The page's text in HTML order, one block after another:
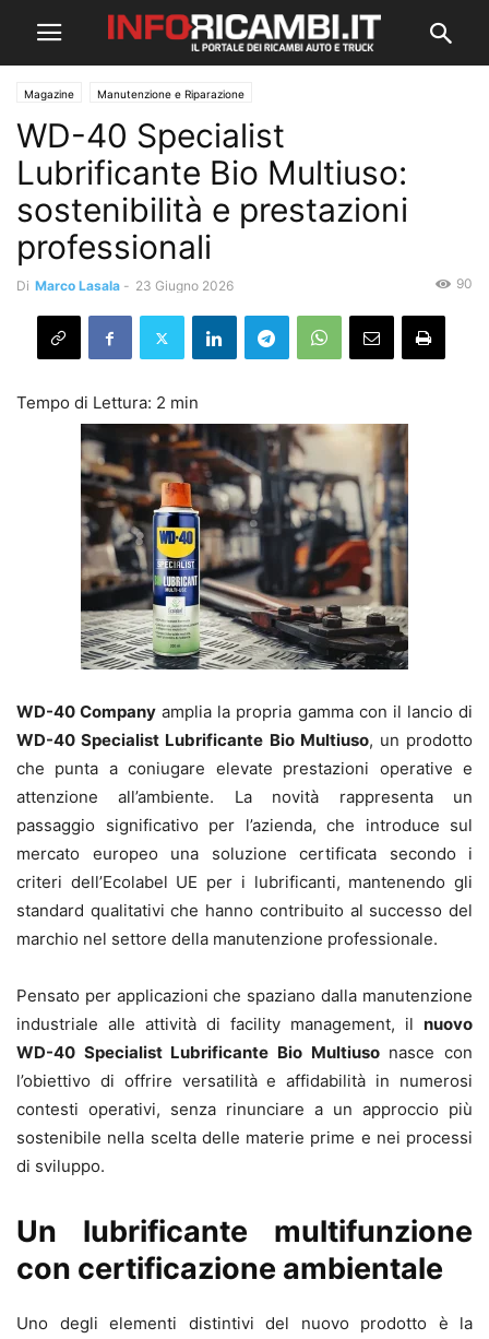
Magazine Manutenzione e Riparazione
WD-40 Specialist
Lubrificante Bio Multiuso:
sostenibilità e prestazioni
professionali
Di Marco Lasala - 23 Giugno 2026 90
WD-40 Company amplia la propria gamma con il lancio di
WD-40 Specialist Lubrificante Bio Multiuso, un prodotto
che punta a coniugare elevate prestazioni operative e
attenzione all’ambiente. La novità rappresenta un
passaggio significativo per l’azienda, che introduce sul
mercato europeo una soluzione certificata secondo i
criteri dell’Ecolabel UE per i lubrificanti, mantenendo gli
standard qualitativi che hanno contribuito al successo del
marchio nel settore della manutenzione professionale.
Pensato per applicazioni che spaziano dalla manutenzione
industriale alle attività di facility management, il nuovo
WD-40 Specialist Lubrificante Bio Multiusonasce con
l’obiettivo di offrire versatilità e affidabilità in numerosi
contesti operativi, senza rinunciare a un approccio più
sostenibile nella scelta delle materie prime e nei processi
di sviluppo.
Un lubrificante multifunzione
con certificazione ambientale
Uno degli elementi distintivi del nuovo prodotto è la